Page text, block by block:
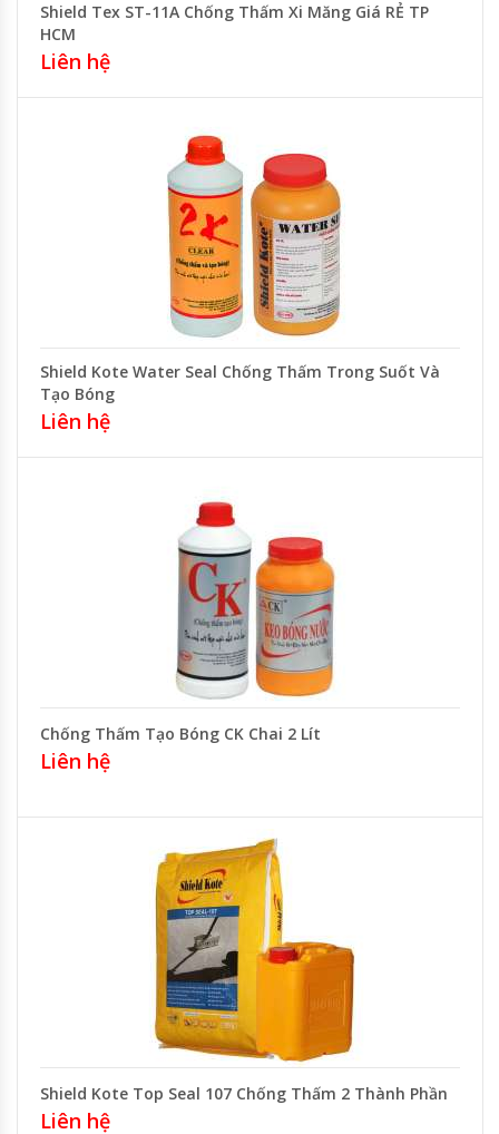
Shield Tex ST-11A Chống Thấm Xi Măng Giá RẺ TP
HCM
Liên hệ
Shield Kote Water Seal Chống Thấm Trong Suốt Và
Tạo Bóng
Liên hệ
Chống Thấm Tạo Bóng CK Chai 2 Lít
Liên hệ
Shield Kote Top Seal 107 Chống Thấm 2 Thành Phần
Liên hệ